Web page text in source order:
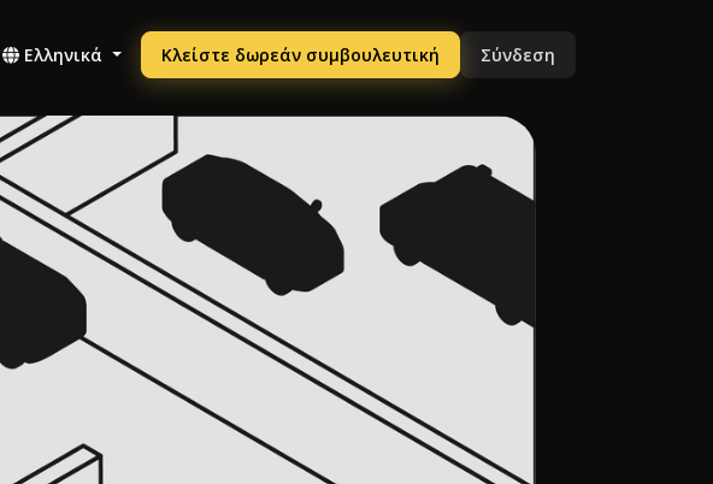
Ελληνικά Κλείστε δωρεάν συμβουλευτική Σύνδεση